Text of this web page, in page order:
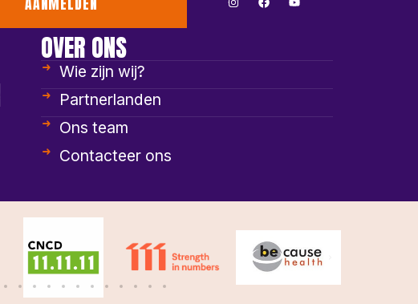
OVER ONS
Wie zijn wij?
Partnerlanden
Ons team
Contacteer ons